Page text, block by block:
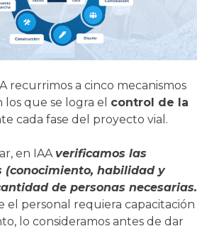
recurrimos a cinco mecanismos
que se logra el control de la
cada fase del proyecto vial.
en IAAverificamos las
(conocimiento, habilidad y
de personas necesarias.
el personal requiera capacitación
lo consideramos antes de dar